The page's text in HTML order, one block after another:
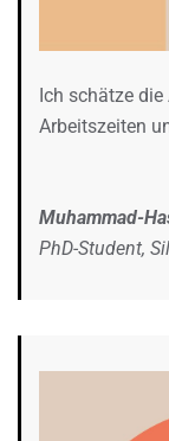
Ich schätze die
Arbeitszeiten
Muhammad-
PhD-Student,